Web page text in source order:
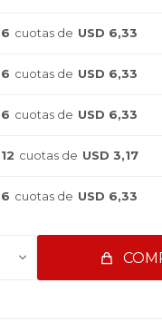
6 cuotas de USD 6,33
6 cuotas de USD 6,33
6 cuotas de USD 6,33
12 cuotas de USD 3,17
6 cuotas de USD 6,33